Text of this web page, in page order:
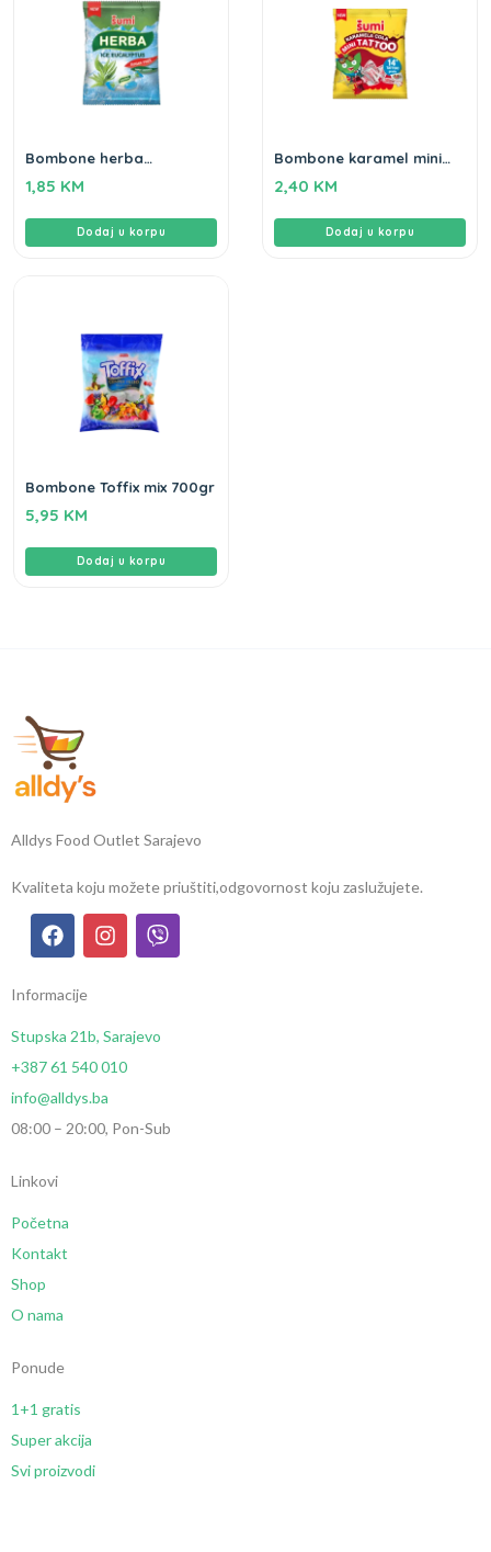
Bombone herba
1,85 KM
Dodaj u korpu
Bombone karamel mini
2,40 KM
Dodaj u korpu
Bombone Toffix mix 700gr
5,95 KM
Dodaj u korpu
Alldys Food Outlet Sarajevo
Kvaliteta koju možete priuštiti,odgovornost koju zaslužujete.
Informacije
Stupska 21b, Sarajevo
+387 61 540 010
info@alldys.ba
08:00 – 20:00, Pon-Sub
Linkovi
Početna
Kontakt
Shop
O nama
Ponude
1+1 gratis
Super akcija
Svi proizvodi